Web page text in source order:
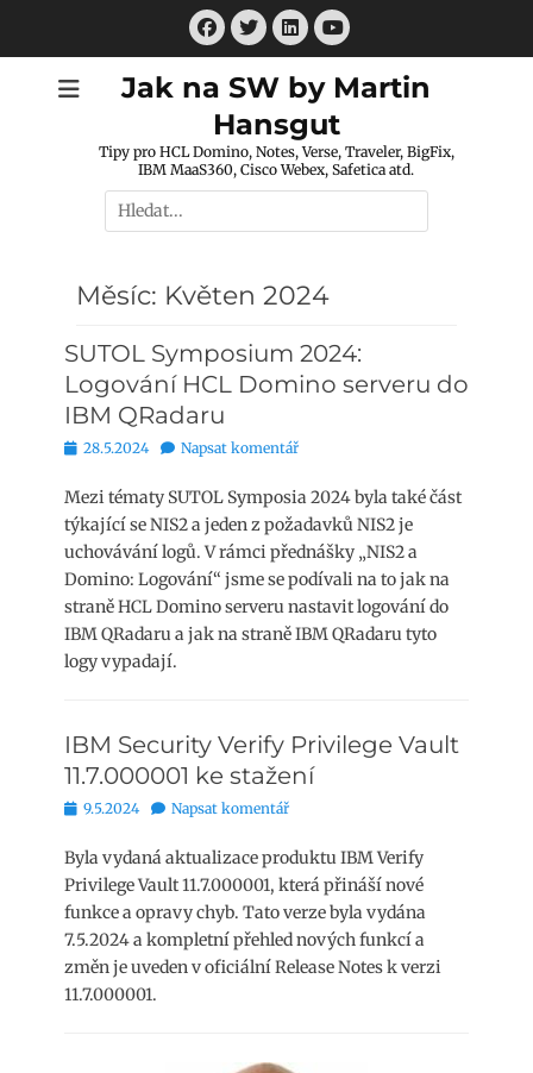
Facebook
Twitter
LinkedIn
Youtube
Jak na SW by Martin
Hansgut
Tipy pro HCL Domino, Notes, Verse, Traveler, BigFix,
IBM MaaS360, Cisco Webex, Safetica atd.
Hledat:
Měsíc: Květen 2024
SUTOL Symposium 2024:
Logování HCL Domino serveru do
IBM QRadaru
Publikováno
28.5.2024 Napsat komentář
Mezi tématy SUTOL Symposia 2024 byla také část
týkající se NIS2 a jeden z požadavků NIS2 je
uchovávání logů. V rámci přednášky „NIS2 a
Domino: Logování“ jsme se podívali na to jak na
straně HCL Domino serveru nastavit logování do
IBM QRadaru a jak na straně IBM QRadaru tyto
logy vypadají.
IBM Security Verify Privilege Vault
11.7.000001 ke stažení
Publikováno
9.5.2024 Napsat komentář
Byla vydaná aktualizace produktu IBM Verify
Privilege Vault 11.7.000001, která přináší nové
funkce a opravy chyb. Tato verze byla vydána
7.5.2024 a kompletní přehled nových funkcí a
změn je uveden v oficiální Release Notes k verzi
11.7.000001.